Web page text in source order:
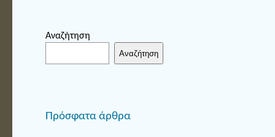
Αναζήτηση
Αναζήτηση
Πρόσφατα άρθρα